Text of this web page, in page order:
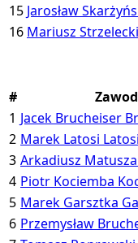
15 Jarosław
16 Mariusz Strzelecki
#
1 Jacek Brucheiser
2 Marek Latosi Latosi
3 Arkadiusz
4 Piotr Kociemba
5 Marek Garsztka
6 Przemysław